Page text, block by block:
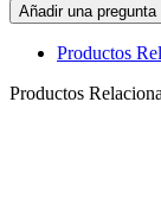
Añadir una pregunta
Productos
Productos